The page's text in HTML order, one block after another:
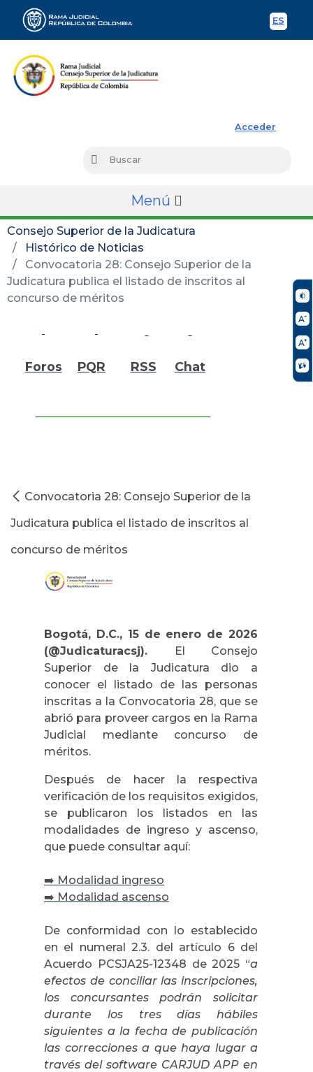
ES
Acceder
Buscar
Menú
Consejo Superior de la Judicatura
Histórico de Noticias
Convocatoria 28: Consejo Superior de la
Judicatura publica el listado de inscritos al
concurso de méritos
Foros PQR RSS Chat
Convocatoria 28: Consejo Superior de la
Judicatura publica el listado de inscritos al
concurso de méritos
Bogotá, D.C., 15 de enero de 2026
(@Judicaturacsj).
El Consejo
Superior de la Judicatura dio a
conocer el listado de las personas
inscritas a la Convocatoria 28, que se
abrió para proveer cargos en la Rama
Judicial mediante concurso de
méritos.
Después de hacer la respectiva
verificación de los requisitos exigidos,
se publicaron los listados en las
modalidades de ingreso y ascenso,
que puede consultar aquí:
➡️ Modalidad ingreso
➡️ Modalidad ascenso
De conformidad con lo establecido
en el numeral 2.3. del artículo 6 del
Acuerdo PCSJA25-12348 de 2025 “a
efectos de conciliar las inscripciones,
los concursantes podrán solicitar
durante los tres días hábiles
siguientes a la fecha de publicación
las correcciones a que haya lugar a
través del software CARJUD APP en